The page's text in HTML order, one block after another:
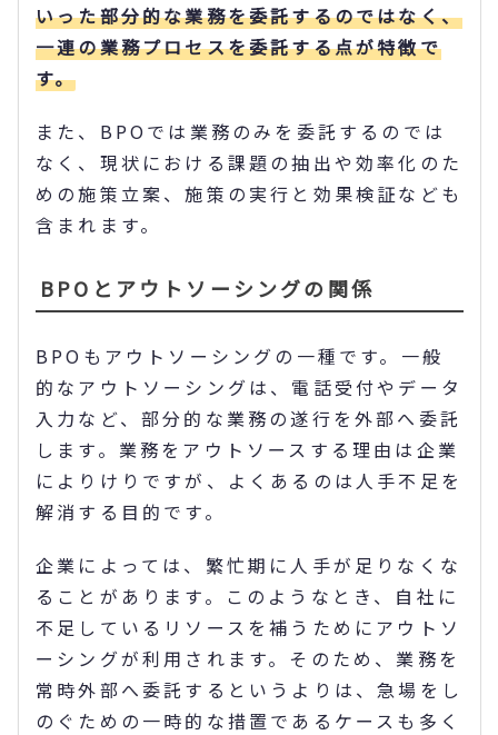
いった部分的な業務を委託するのではなく、
一連の業務プロセスを委託する点が特徴で
す。
また、BPOでは業務のみを委託するのでは
なく、現状における課題の抽出や効率化のた
めの施策立案、施策の実行と効果検証なども
含まれます。
BPOとアウトソーシングの関係
BPOもアウトソーシングの一種です。一般
的なアウトソーシングは、電話受付やデータ
入力など、部分的な業務の遂行を外部へ委託
します。業務をアウトソースする理由は企業
によりけりですが、よくあるのは人手不足を
解消する目的です。
企業によっては、繁忙期に人手が足りなくな
ることがあります。このようなとき、自社に
不足しているリソースを補うためにアウトソ
ーシングが利用されます。そのため、業務を
常時外部へ委託するというよりは、急場をし
のぐための一時的な措置であるケースも多く